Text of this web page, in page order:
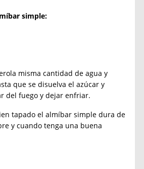
simple:
misma cantidad de agua y
que se disuelva el azúcar y
del fuego y dejar enfriar.
tapado el almíbar simple dura de
y cuando tenga una buena